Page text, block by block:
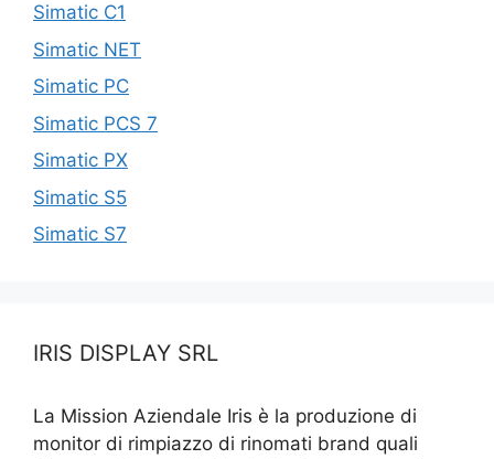
Simatic C1
Simatic NET
Simatic PC
Simatic PCS 7
Simatic PX
Simatic S5
Simatic S7
IRIS DISPLAY SRL
La Mission Aziendale Iris è la produzione di
monitor di rimpiazzo di rinomati brand quali